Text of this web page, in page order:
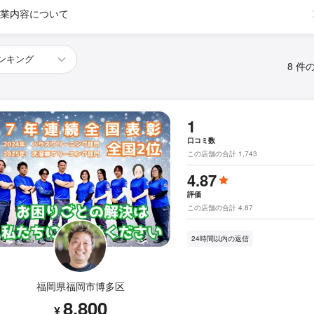
内容について
8 件
福岡県福岡市博多区
8,800
1
口コミ数
この店舗の合計 1,743
4.87
評価
この店舗の合計 4.87
24時間以内の返信